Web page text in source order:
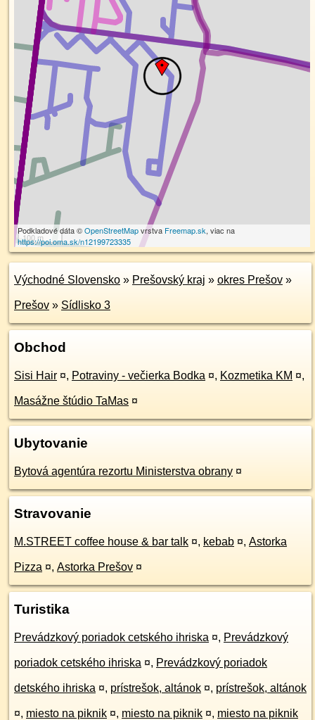
100 m
Podkladové dáta ©OpenStreetMapvrstva Freemap.sk, viac na
https://poi.oma.sk/n12199723335
Východné Slovensko » Prešovský kraj » okres Prešov »
Prešov » Sídlisko 3
Obchod
Sisi Hair ¤, Potraviny - večierka Bodka ¤, Kozmetika KM ¤,
Masážne štúdio TaMas ¤
Ubytovanie
Bytová agentúra rezortu Ministerstva obrany ¤
Stravovanie
M.STREET coffee house & bar talk ¤, kebab ¤, Astorka
Pizza ¤, Astorka Prešov ¤
Turistika
Prevádzkový poriadok cetského ihriska ¤, Prevádzkový
poriadok cetského ihriska ¤, Prevádzkový poriadok
detského ihriska ¤, prístrešok, altánok ¤, prístrešok, altánok
¤, miesto na piknik ¤, miesto na piknik ¤, miesto na piknik